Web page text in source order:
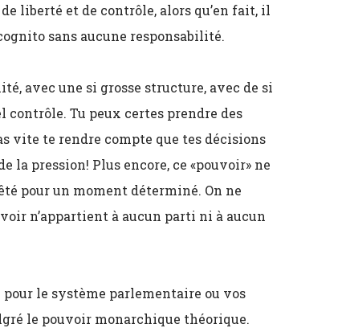
liberté et de contrôle, alors qu’en fait, il
sans aucune responsabilité.
avec une si grosse structure, avec de si
contrôle. Tu peux certes prendre des
vite te rendre compte que tes décisions
la pression! Plus encore, ce «pouvoir» ne
pour un moment déterminé. On ne
n’appartient à aucun parti ni à aucun
le système parlementaire ou vos
le pouvoir monarchique théorique.